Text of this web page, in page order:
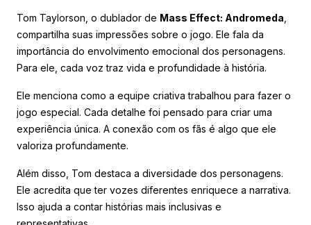
Tom Taylorson, o dublador de Mass Effect: Andromeda
compartilha suas impressões sobre o jogo. Ele fala da
importância do envolvimento emocional dos personagens.
Para ele, cada voz traz vida e profundidade à história.
Ele menciona como a equipe criativa trabalhou para fazer o
jogo especial. Cada detalhe foi pensado para criar uma
experiência única. A conexão com os fãs é algo que ele
valoriza profundamente.
Além disso, Tom destaca a diversidade dos personagens.
Ele acredita que ter vozes diferentes enriquece a narrativa.
Isso ajuda a contar histórias mais inclusivas e